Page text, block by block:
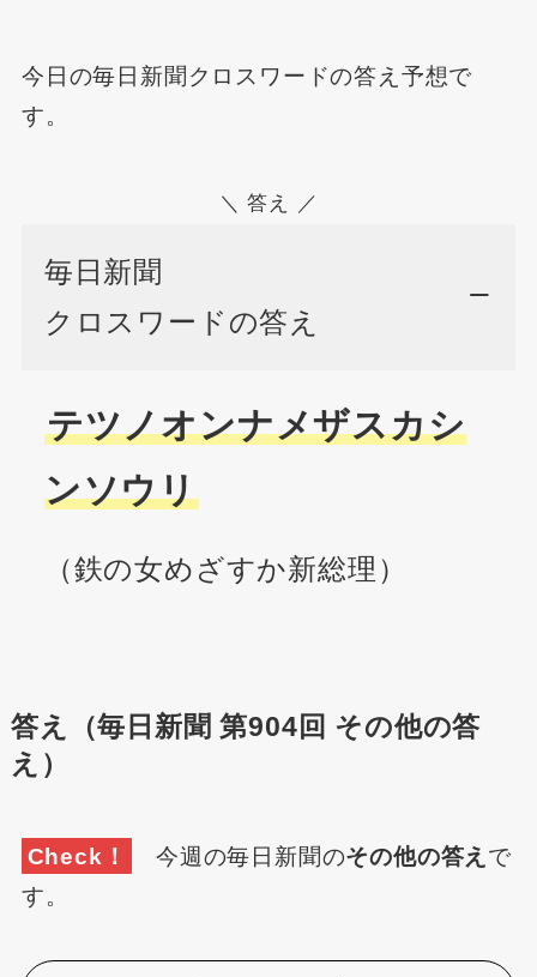
今日の毎日新聞クロスワードの答え予想で
す。
＼ 答え ／
毎日新聞
クロスワードの答え
テツノオンナメザスカシ
ンソウリ
（鉄の女めざすか新総理）
答え（毎日新聞 第904回 その他の答
え）
Check！ 今週の毎日新聞のその他の答え で
す。